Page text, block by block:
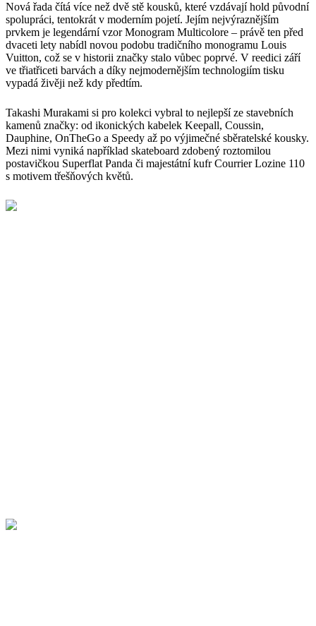
Nová řada čítá více než dvě stě kousků, které vzdávají hold původní
spolupráci, tentokrát v moderním pojetí. Jejím nejvýraznějším
prvkem je legendární vzor Monogram Multicolore – právě ten před
dvaceti lety nabídl novou podobu tradičního monogramu Louis
Vuitton, což se v historii značky stalo vůbec poprvé. V reedici září
ve třiatřiceti barvách a díky nejmodernějším technologiím tisku
vypadá živěji než kdy předtím.
Takashi Murakami si pro kolekci vybral to nejlepší ze stavebních
kamenů značky: od ikonických kabelek Keepall, Coussin,
Dauphine, OnTheGo a Speedy až po výjimečné sběratelské kousky.
Mezi nimi vyniká například skateboard zdobený roztomilou
postavičkou Superflat Panda či majestátní kufr Courrier Lozine 110
s motivem třešňových květů.